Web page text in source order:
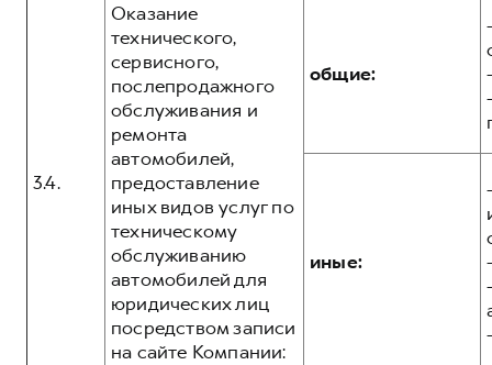
3.4.
Оказание
технического,
сервисного,
послепродажного
обслуживания и
ремонта
автомобилей,
предоставление
иных видов услуг по
техническому
обслуживанию
автомобилей для
юридических лиц
посредством записи
на сайте Компании:
общие:
иные: